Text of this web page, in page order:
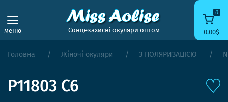
меню Сонцезахисні окуляри оптом
0
0.00$
Головна Жіночі окуляри З ПОЛЯРИЗАЦІЄЮ
P11803 C6